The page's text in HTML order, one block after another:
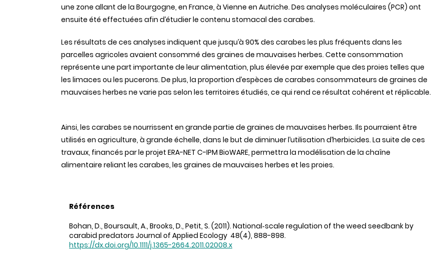
une zone allant de la Bourgogne, en France, à Vienne en Autriche. Des analyses moléculaires (PCR) ont
ensuite été effectuées afin d’étudier le contenu stomacal des carabes.
Les résultats de ces analyses indiquent que jusqu’à 90% des carabes les plus fréquents dans les
parcelles agricoles avaient consommé des graines de mauvaises herbes. Cette consommation
représente une part importante de leur alimentation, plus élevée par exemple que des proies telles que
les limaces ou les pucerons. De plus, la proportion d’espèces de carabes consommateurs de graines de
mauvaises herbes ne varie pas selon les territoires étudiés, ce qui rend ce résultat cohérent et réplicable.
Ainsi, les carabes se nourrissent en grande partie de graines de mauvaises herbes. Ils pourraient être
utilisés en agriculture, à grande échelle, dans le but de diminuer l’utilisation d’herbicides. La suite de ces
travaux, financés par le projet ERA-NET C-IPM BioWARE, permettra la modélisation de la chaîne
alimentaire reliant les carabes, les graines de mauvaises herbes et les proies.
Références
Bohan, D., Boursault, A., Brooks, D., Petit, S. (2011). National‐scale regulation of the weed seedbank by
carabid predators Journal of Applied Ecology 48(4), 888-898.
https://dx.doi.org/10.1111/j.1365-2664.2011.02008.x